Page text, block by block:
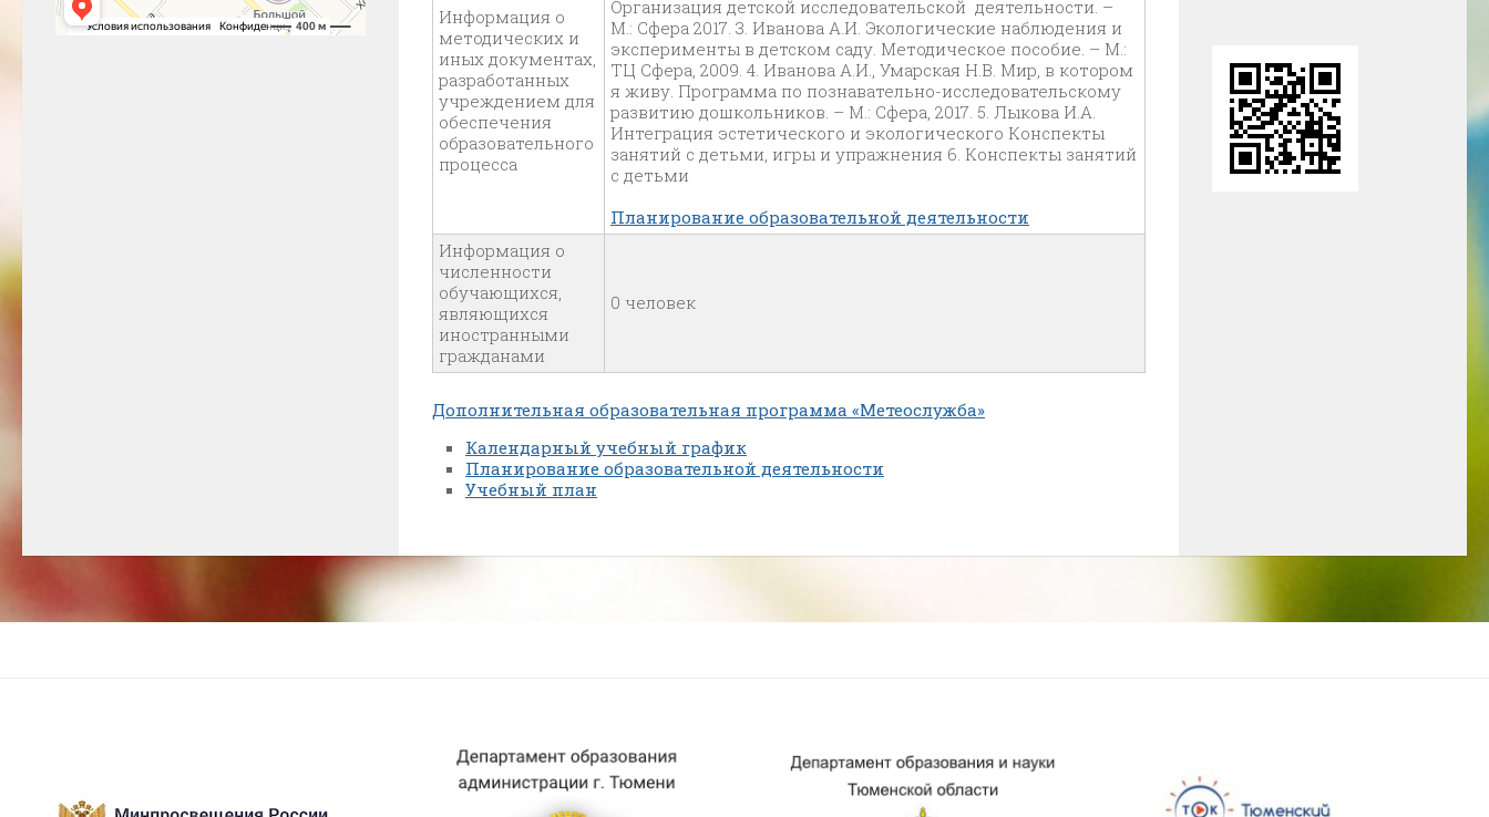
Информация о
методических и
иных документах,
разработанных
учреждением для
обеспечения
образовательного
процесса
Организация детской исследовательской деятельности. –
М.: Сфера 2017. 3. Иванова А.И. Экологические наблюдения и
эксперименты в детском саду. Методическое пособие. – М.:
ТЦ Сфера, 2009. 4. Иванова А.И., Умарская Н.В. Мир, в котором
я живу. Программа по познавательно-исследовательскому
развитию дошкольников. – М.: Сфера, 2017. 5. Лыкова И.А.
Интеграция эстетического и экологического Конспекты
занятий с детьми, игры и упражнения 6. Конспекты занятий
с детьми
Планирование образовательной деятельности
Информация о
численности
обучающихся,
являющихся
иностранными
гражданами
0 человек
Дополнительная образовательная программа «Метеослужба»
Календарный учебный график
Планирование образовательной деятельности
Учебный план